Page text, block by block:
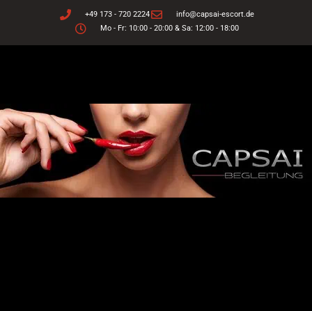
+49 173 - 720 2224
info@capsai-escort.de
Mo - Fr: 10:00 - 20:00 & Sa: 12:00 - 18:00